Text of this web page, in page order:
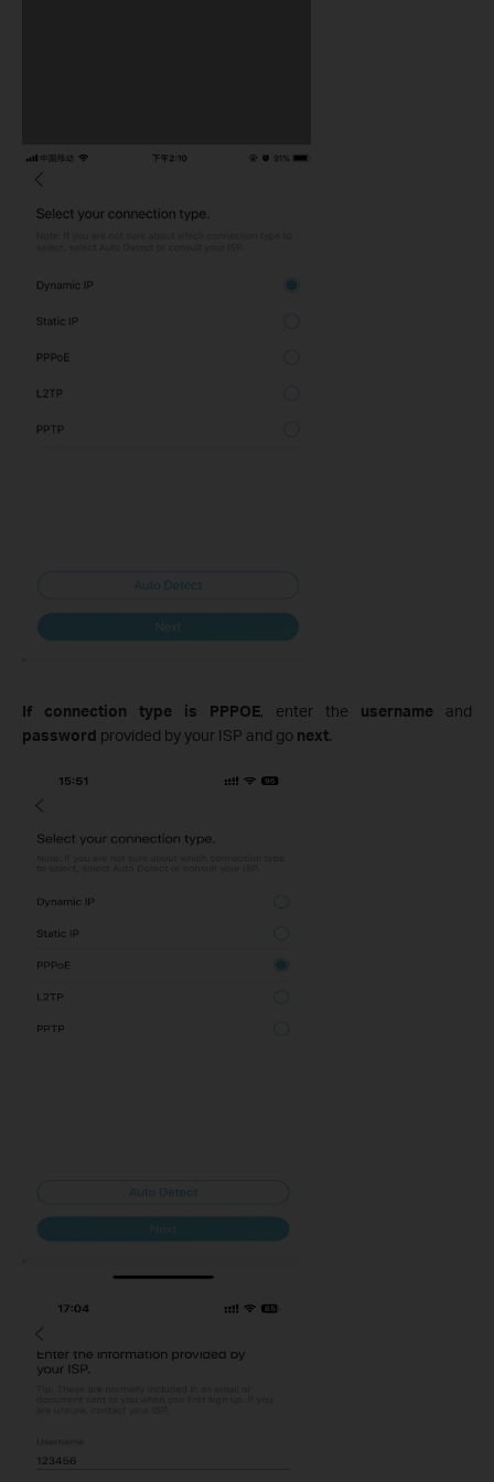
If connection type is PPPOE, enter the username and
password provided by your ISP and go next.